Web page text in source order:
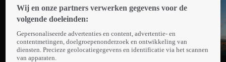
Ga
Trailer
Wij en onze partners verwerken gegevens voor de
volgende doeleinden:
Gepersonaliseerde advertenties en content, advertentie- en
contentmetingen, doelgroepenonderzoek en ontwikkeling van
diensten. Precieze geolocatiegegevens en identificatie via het scannen
van apparaten.